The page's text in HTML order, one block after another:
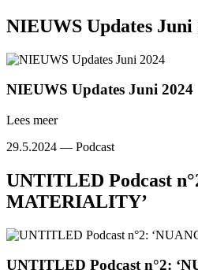
NIEUWS Updates Juni
NIEUWS Updates Juni 2024
Lees meer
29.5.2024 — Podcast
UNTITLED Podcast
MATERIALITY’
UNTITLED Podcast n°2: